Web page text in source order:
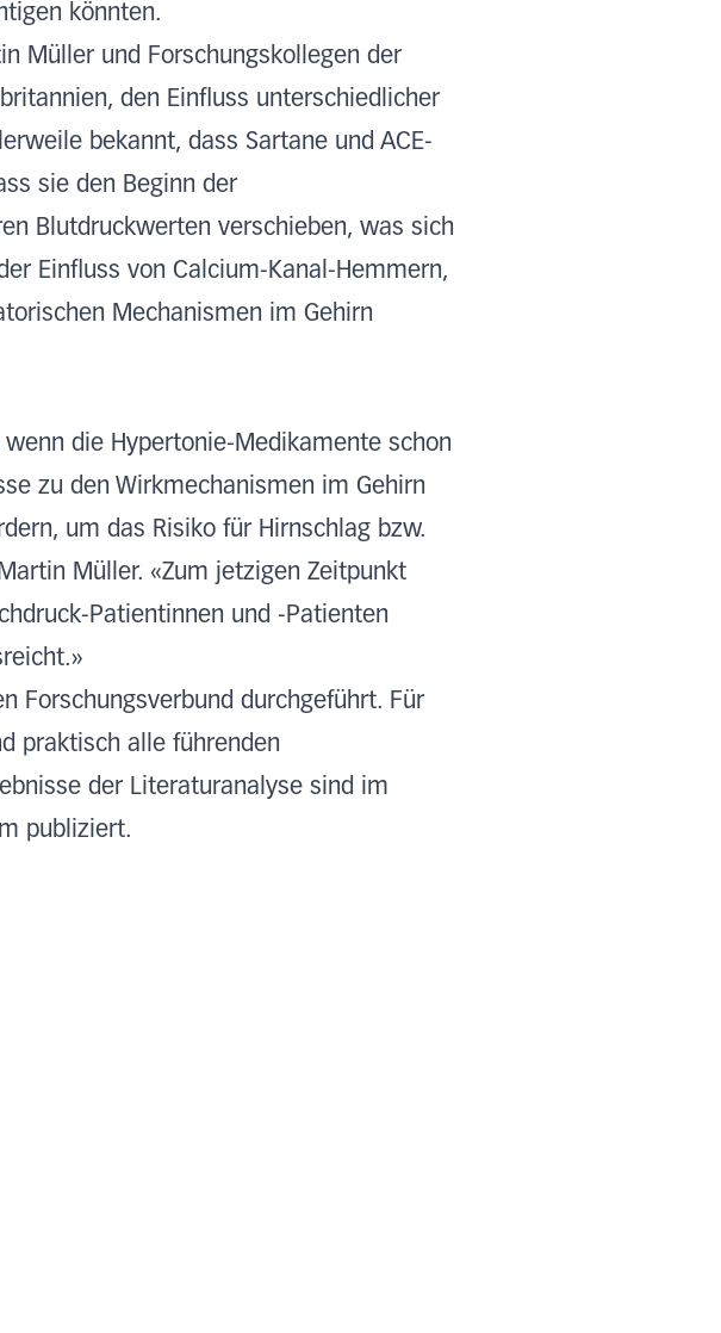
könnten.
Müller und Forschungskollegen der
den Einfluss unterschiedlicher
bekannt, dass Sartane und ACE-
sie den Beginn der
Blutdruckwerten verschieben, was sich
Einfluss von Calcium-Kanal-Hemmern,
Mechanismen im Gehirn
die Hypertonie-Medikamente schon
zu den Wirkmechanismen im Gehirn
um das Risiko für Hirnschlag bzw.
Müller. «Zum jetzigen Zeitpunkt
Patientinnen und -Patienten
Forschungsverbund durchgeführt. Für
praktisch alle führenden
der Literaturanalyse sind im
publiziert.